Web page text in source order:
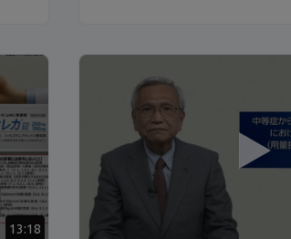
13:18